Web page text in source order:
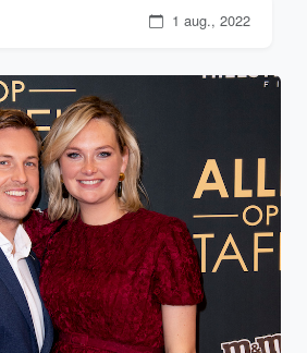
1 aug., 2022